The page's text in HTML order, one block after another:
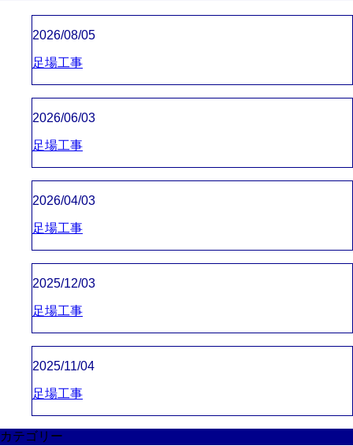
2026/08/05
足場工事
2026/06/03
足場工事
2026/04/03
足場工事
2025/12/03
足場工事
2025/11/04
足場工事
カテゴリー